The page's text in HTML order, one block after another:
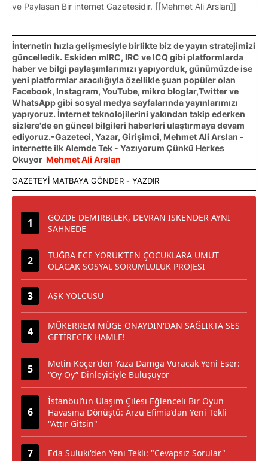
ve Paylaşan Bir internet Gazetesidir. [[Mehmet Ali Arslan]]
İnternetin hızla gelişmesiyle birlikte biz de yayın stratejimizi
güncelledik. Eskiden mIRC, IRC ve ICQ gibi platformlarda
haber ve bilgi paylaşımlarımızı yapıyorduk, günümüzde ise
yeni platformlar aracılığıyla özellikle şuan popüler olan
Facebook, Instagram, YouTube, mikro bloglar,Twitter ve
WhatsApp gibi sosyal medya sayfalarında yayınlarımızı
yapıyoruz. İnternet teknolojilerini yakından takip ederken
sizlere'de en güncel bilgileri haberleri ulaştırmaya devam
ediyoruz.-Gazeteci, Yazar, Girişimci, Mehmet Ali Arslan -
internette ilk Alemde Tek - Yazıyorum Çünkü Herkes
Okuyor Mehmet Ali Arslan
GÖZDE DEMİRBİLEK, DEVRAN İSKENDER AYNI
SAHNEDE
TUĞBA ECE YÖRÜK’TEN ÇOCUKLARA UMUT
OLACAK SOSYAL SORUMLULUK PROJESİ
AŞK YOLCUSU
MÜKERREM MÜGE ONAYDIN'DAN SAĞLIKTA SES
GETİRECEK HAMLE!
Metin Koçer’den Yaza Damga Vuracak Yeni Eser:
“Oy Oy” Dinleyiciyle Buluşuyor
İstanbul’un Ulaşım Çilesi Eğlenceli Bir Oyun
Havasına Dönüştü: Arzu Efimia’dan Yeni Tekli
"Attır Gitsin"
Eda Suluki'den Yeni Tekli: "Cevapsız Sorular"